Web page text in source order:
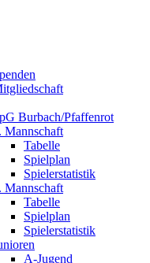
Burbach/Pfaffenrot
Mannschaft
Tabelle
Spielplan
Spielerstatistik
Mannschaft
Tabelle
Spielplan
Spielerstatistik
A-Jugend